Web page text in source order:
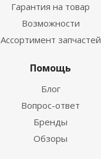
Гарантия на товар
Возможности
Ассортимент запчастей
Помощь
Блог
Вопрос-ответ
Бренды
Обзоры